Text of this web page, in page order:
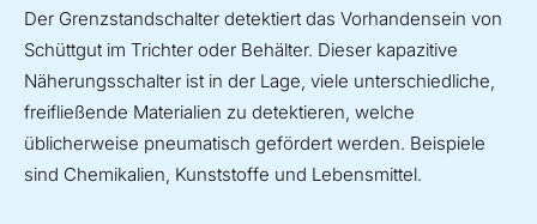
Der Grenzstandschalter detektiert das Vorhandensein von
Schüttgut im Trichter oder Behälter. Dieser kapazitive
Näherungsschalter ist in der Lage, viele unterschiedliche,
freifließende Materialien zu detektieren, welche
üblicherweise pneumatisch gefördert werden. Beispiele
sind Chemikalien, Kunststoffe und Lebensmittel.